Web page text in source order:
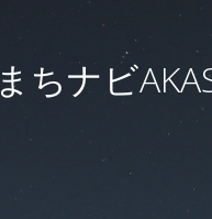
まちナビ